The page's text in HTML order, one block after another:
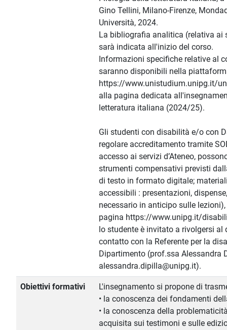
Gino Tellini, Milano-Firenze,
Università, 2024.
La bibliografia analitica (relativa ai
sarà indicata all'inizio del corso.
Informazioni specifiche relative al
saranno disponibili nella
https://www.unistudium.unipg.it/
alla pagina dedicata
letteratura italiana (2024/25).
Gli studenti con disabilità e/o con
regolare accreditamento tramite
accesso ai servizi d’Ateneo,
strumenti compensativi previsti
di testo in formato digitale;
accessibili : presentazioni,
necessario in anticipo sulle
pagina https://www.unipg.it/
lo studente è invitato a rivolgersi al
contatto con la Referente per la
Dipartimento (prof.ssa Alessandra
alessandra.dipilla@unipg.it).
Obiettivi formativi
L'insegnamento si propone di
• la conoscenza dei fondamenti
• la conoscenza della
acquisita sui testimoni e sulle